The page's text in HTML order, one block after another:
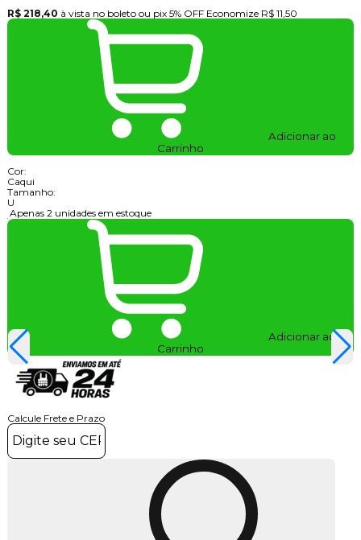
R$ 218,40 à vista no boleto ou pix 5% OFF Economize R$ 11,50
Adicionar ao
Carrinho
Cor:
Caqui
Tamanho:
U
Apenas 2 unidades em estoque
Adicionar ao
Carrinho
Calcule Frete e Prazo